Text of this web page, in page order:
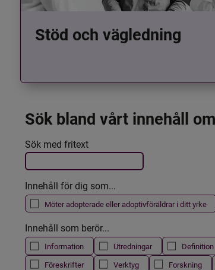
Stöd och vägledning
Sök bland vårt innehåll
Filtrera resultatet
Det här formuläret postas automatiskt
Sök med fritext
Innehåll för dig som...
Möter adopterade eller adoptivföräldrar i ditt yrke
Innehåll som berör...
Information Utredningar Definition
Föreskrifter
Verktyg Forskning